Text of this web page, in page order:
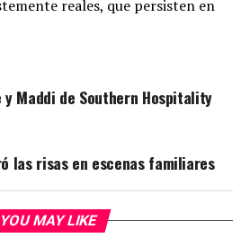
reales, que persisten en
y Maddi de Southern Hospitality
las risas en escenas familiares
YOU MAY LIKE